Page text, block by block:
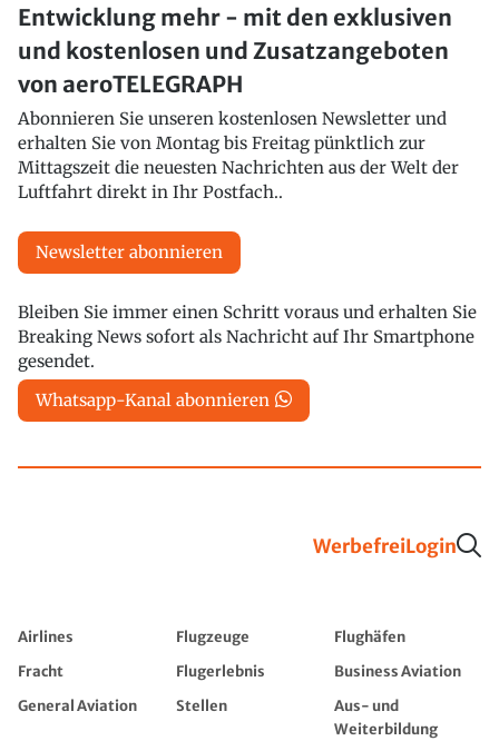
Entwicklung mehr - mit den exklusiven
und kostenlosen und Zusatzangeboten
von aeroTELEGRAPH
Abonnieren Sie unseren kostenlosen Newsletter und
erhalten Sie von Montag bis Freitag pünktlich zur
Mittagszeit die neuesten Nachrichten aus der Welt der
Luftfahrt direkt in Ihr Postfach..
Newsletter abonnieren
Bleiben Sie immer einen Schritt voraus und erhalten Sie
Breaking News sofort als Nachricht auf Ihr Smartphone
gesendet.
Whatsapp-Kanal abonnieren
WerbefreiLogin
Airlines Flugzeuge
Flughäfen
Fracht
Flugerlebnis
Business Aviation
General Aviation
Stellen
Aus- und
Weiterbildung